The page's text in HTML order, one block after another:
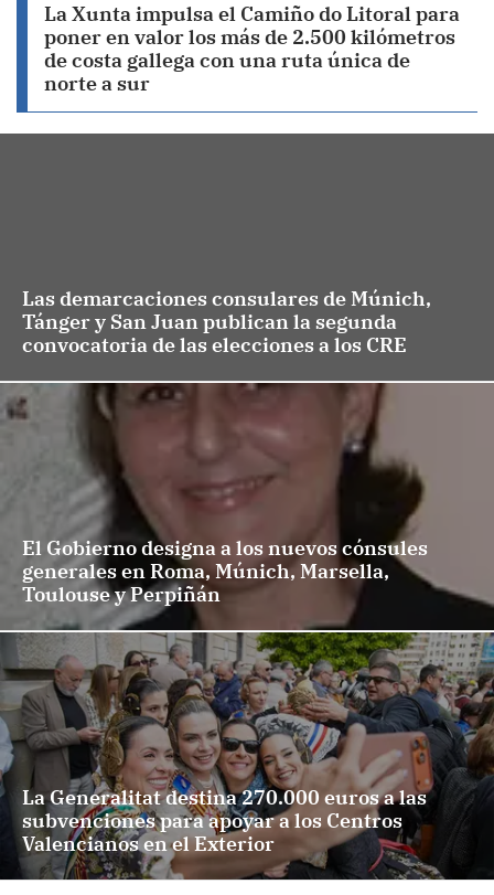
La Xunta impulsa el Camiño do Litoral para
poner en valor los más de 2.500 kilómetros
de costa gallega con una ruta única de
norte a sur
Las demarcaciones consulares de Múnich,
Tánger y San Juan publican la segunda
convocatoria de las elecciones a los CRE
El Gobierno designa a los nuevos cónsules
generales en Roma, Múnich, Marsella,
Toulouse y Perpiñán
La Generalitat destina 270.000 euros a las
subvenciones para apoyar a los Centros
Valencianos en el Exterior